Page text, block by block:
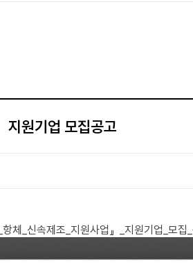
원기업 모집공고
체_신속제조_지원사업』_지원기업_모집